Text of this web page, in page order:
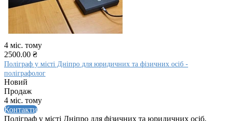
4 міс. тому
2500.00 ₴
Поліграф у місті Дніпро для юридичних та фізичних осіб -
поліграфолог
Новий
Продаж
4 міс. тому
Контакти
Поліграф у місті Дніпро для фізичних та юридичних осіб.